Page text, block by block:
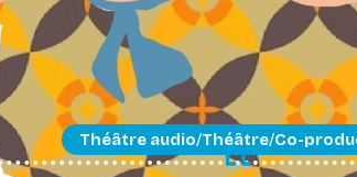
Théâtre audio/Théâtre/Co-